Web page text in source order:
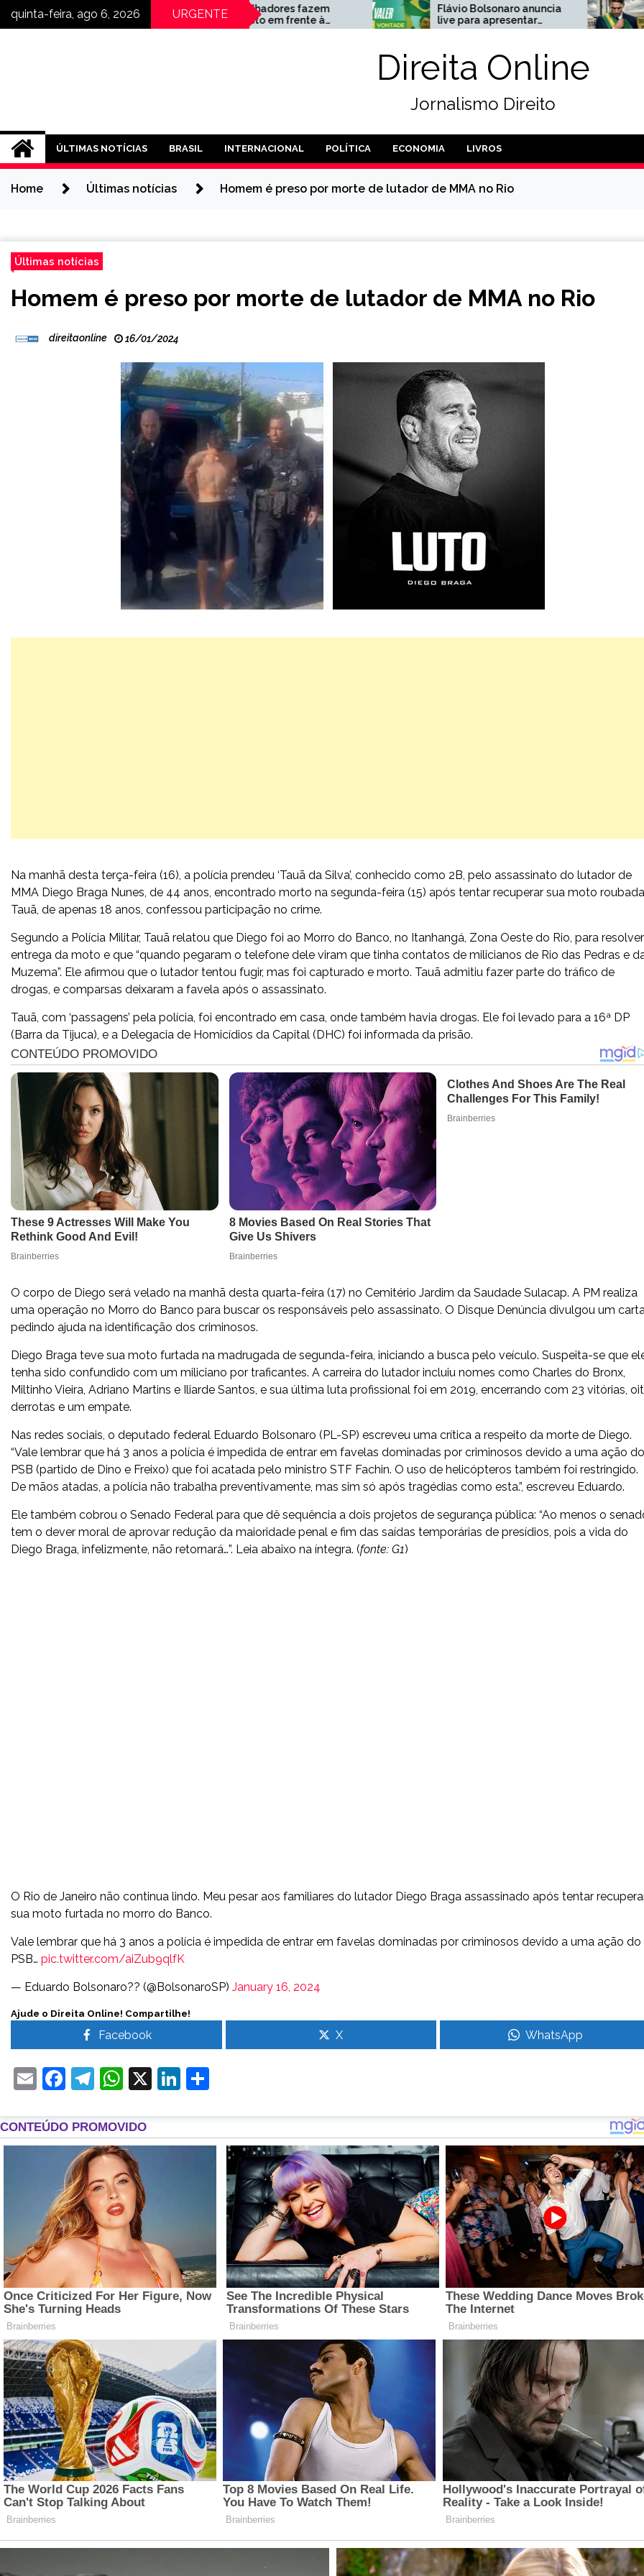
quinta-feira, ago 6, 2026 URGENTE
e
Trabalhadores fazem
protesto em frente à
fábrica da BYD na Bahia
Flávio Bolsonaro anuncia
live para apresentar
nomes que vai apoiar ao
Agora: Ancine abre
processo contra
produtora do filme
Direita Online
Jornalismo Direito
ÚLTIMAS NOTÍCIAS BRASIL INTERNACIONAL POLÍTICA ECONOMIA LIVROS
Home Últimas notícias Homem é preso por morte de lutador de MMA no Rio
Últimas notícias
Homem é preso por morte de lutador de MMA no Rio
direitaonline 16/01/2024
Na manhã desta terça-feira (16), a polícia prendeu ‘Tauã da Silva’, conhecido como 2B, pelo assassinato do lutador de
MMA Diego Braga Nunes, de 44 anos, encontrado morto na segunda-feira (15) após tentar recuperar sua moto
Tauã, de apenas 18 anos, confessou participação no crime.
Segundo a Polícia Militar, Tauã relatou que Diego foi ao Morro do Banco, no Itanhangá, Zona Oeste do Rio, para
entrega da moto e que “quando pegaram o telefone dele viram que tinha contatos de milicianos de Rio das Pedras e
Muzema”. Ele afirmou que o lutador tentou fugir, mas foi capturado e morto. Tauã admitiu fazer parte do tráfico de
drogas, e comparsas deixaram a favela após o assassinato.
Tauã, com ‘passagens’ pela polícia, foi encontrado em casa, onde também havia drogas. Ele foi levado para a 16ª DP
(Barra da Tijuca), e a Delegacia de Homicídios da Capital (DHC) foi informada da prisão.
O corpo de Diego será velado na manhã desta quarta-feira (17) no Cemitério Jardim da Saudade Sulacap. A PM realiza
uma operação no Morro do Banco para buscar os responsáveis pelo assassinato. O Disque Denúncia divulgou um
pedindo ajuda na identificação dos criminosos.
Diego Braga teve sua moto furtada na madrugada de segunda-feira, iniciando a busca pelo veículo. Suspeita-se que
tenha sido confundido com um miliciano por traficantes. A carreira do lutador incluiu nomes como Charles do Bronx,
Miltinho Vieira, Adriano Martins e Iliarde Santos, e sua última luta profissional foi em 2019, encerrando com 23 vitórias,
derrotas e um empate.
Nas redes sociais, o deputado federal Eduardo Bolsonaro (PL-SP) escreveu uma crítica a respeito da morte de Diego.
“Vale lembrar que há 3 anos a polícia é impedida de entrar em favelas dominadas por criminosos devido a uma ação do
PSB (partido de Dino e Freixo) que foi acatada pelo ministro STF Fachin. O uso de helicópteros também foi restringido.
De mãos atadas, a polícia não trabalha preventivamente, mas sim só após tragédias como esta.”, escreveu Eduardo.
Ele também cobrou o Senado Federal para que dê sequência a dois projetos de segurança pública: “Ao menos o
tem o dever moral de aprovar redução da maioridade penal e fim das saídas temporárias de presídios, pois a vida do
Diego Braga, infelizmente, não retornará…”. Leia abaixo na íntegra. (fonte: G1)
O Rio de Janeiro não continua lindo. Meu pesar aos familiares do lutador Diego Braga assassinado após tentar
sua moto furtada no morro do Banco.
Vale lembrar que há 3 anos a polícia é impedida de entrar em favelas dominadas por criminosos devido a uma ação do
PSB… pic.twitter.com/aiZub9qlfK
— Eduardo Bolsonaro?? (@BolsonaroSP) January 16, 2024
Ajude o Direita Online! Compartilhe!
Facebook X WhatsApp
EmailFacebook
Telegram
WhatsApp
X LinkedIn